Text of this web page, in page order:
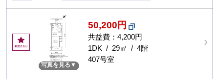
お
気
写真を見る
50,200円
共益費：4,200円
1DK / 29㎡ / 4階
407号室